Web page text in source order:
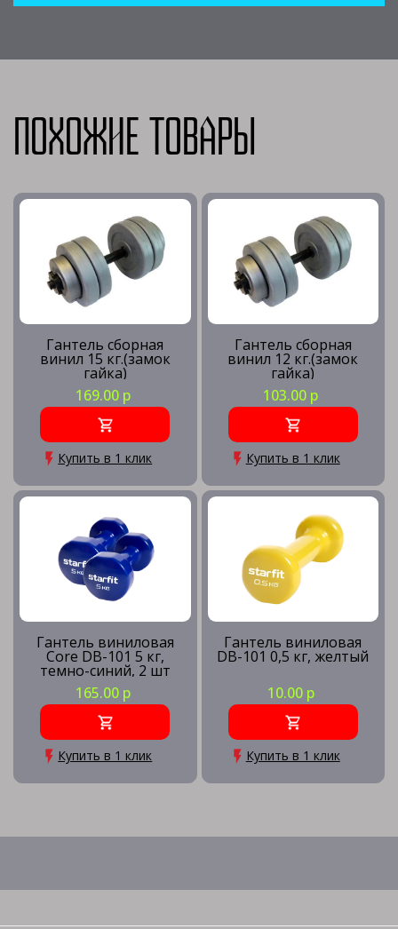
Похожие товары
Гантель сборная
винил 15 кг.(замок
гайка)
169.00 р
Купить в 1 клик
Гантель сборная
винил 12 кг.(замок
гайка)
103.00 р
Купить в 1 клик
Гантель виниловая
Core DB-101 5 кг,
темно-синий, 2 шт
165.00 р
Купить в 1 клик
Гантель виниловая
DB-101 0,5 кг, желтый
10.00 р
Купить в 1 клик